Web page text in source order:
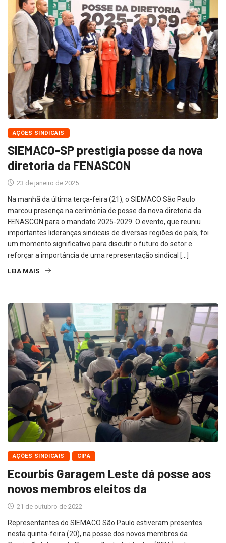
AÇÕES SINDICAIS
SIEMACO-SP prestigia posse da nova
diretoria da FENASCON
23 de janeiro de 2025
Na manhã da última terça-feira (21), o SIEMACO São Paulo
marcou presença na cerimônia de posse da nova diretoria da
FENASCON para o mandato 2025-2029. O evento, que reuniu
importantes lideranças sindicais de diversas regiões do país, foi
um momento significativo para discutir o futuro do setor e
reforçar a importância de uma representação sindical […]
LEIA MAIS
AÇÕES SINDICAIS CIPA
Ecourbis Garagem Leste dá posse aos
novos membros eleitos da
21 de outubro de 2022
Representantes do SIEMACO São Paulo estiveram presentes
nesta quinta-feira (20), na posse dos novos membros da